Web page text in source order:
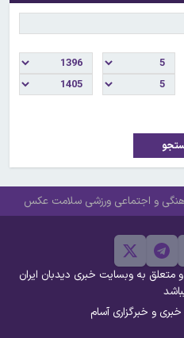
و اجتماعی ورزشی سلامت عکس
به وبسایت خبری دیدبان ایران
و خبرگزاری آسام